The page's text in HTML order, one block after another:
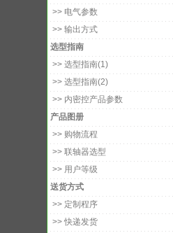
>> 电气参数
>> 输出方式
选型指南
>> 选型指南(1)
>> 选型指南(2)
>> 内密控产品参数
产品图册
>> 购物流程
>> 联轴器选型
>> 用户等级
送货方式
>> 定制程序
>> 快递发货